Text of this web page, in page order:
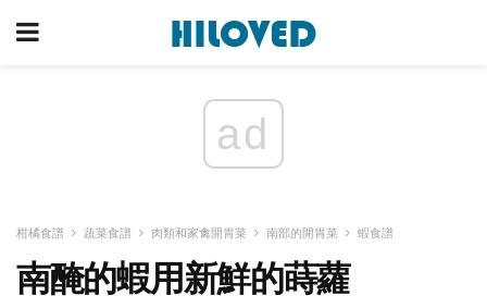
ad
柑橘食譜 蔬菜食譜 肉類和家禽開胃菜 南部的開胃菜 蝦食譜
南醃的蝦用新鮮的蒔蘿